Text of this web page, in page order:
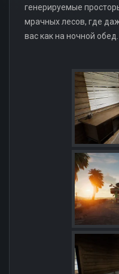
генерируемые
мрачных лесов, где
вас как на ночной